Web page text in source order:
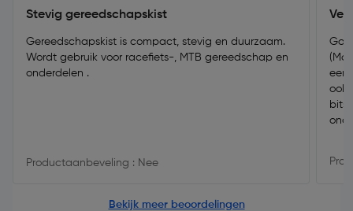
Stevig gereedschapskist
Gereedschapskist is compact, stevig en duurzaam.
Wordt gebruik voor racefiets-, MTB gereedschap en
onderdelen .
Productaanbeveling : Nee
een
ook
Bekijk meer beoordelingen